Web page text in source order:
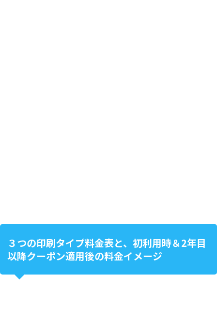
３つの印刷タイプ料金表と、初利用時＆2年目
以降クーポン適用後の料金イメージ